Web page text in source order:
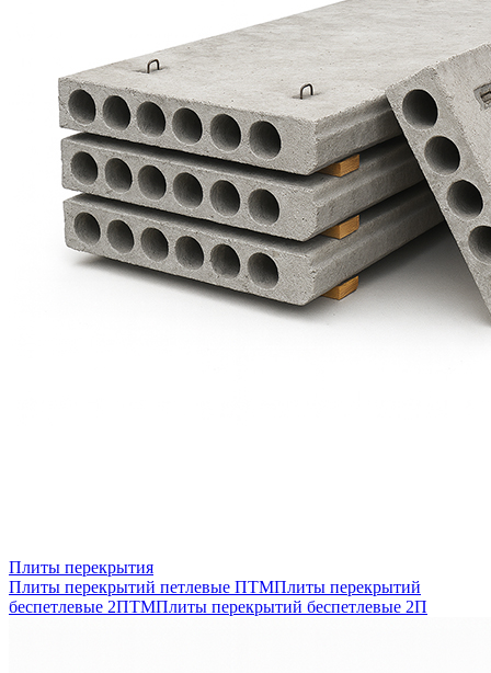
Плиты перекрытия
Плиты перекрытий петлевые ПТМПлиты перекрытий
беспетлевые 2ПТМПлиты перекрытий беспетлевые 2П